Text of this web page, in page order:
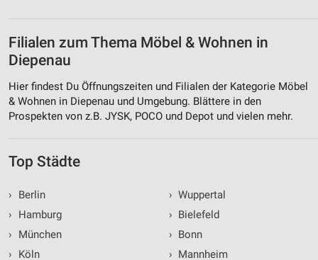
Filialen zum Thema Möbel & Wohnen in
Diepenau
Hier findest Du Öffnungszeiten und Filialen der Kategorie Möbel
& Wohnen in Diepenau und Umgebung. Blättere in den
Prospekten von z.B. JYSK, POCO und Depot und vielen mehr.
Top Städte
›
Berlin
›
Hamburg
›
München
›
Köln
› Wuppertal
› Bielefeld
› Bonn
› Mannheim